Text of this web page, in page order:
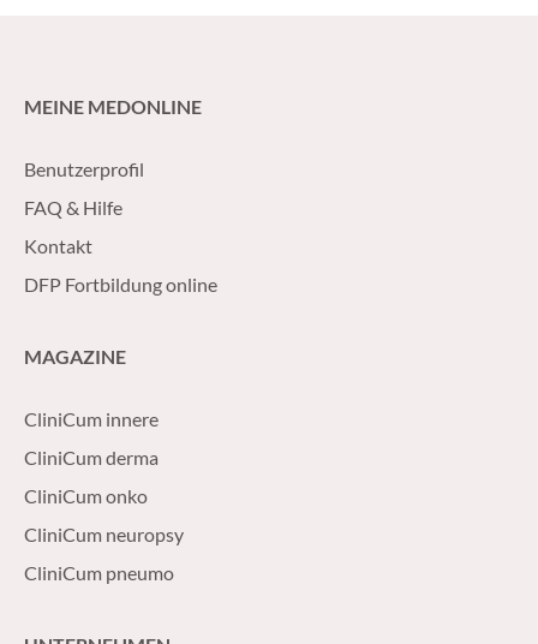
MEINE MEDONLINE
Benutzerprofil
FAQ & Hilfe
Kontakt
DFP Fortbildung online
MAGAZINE
CliniCum innere
CliniCum derma
CliniCum onko
CliniCum neuropsy
CliniCum pneumo